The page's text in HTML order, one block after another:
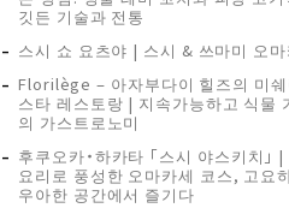
깃든 기술과 전통
스시 쇼 요츠야 | 스시 & 쓰마미 오마
Florilège – 아자부다이 힐즈의 미
스타 레스토랑 | 지속가능하고 식물
의 가스트로노미
후쿠오카・하카타 「스시 야스키치」 |
요리로 풍성한 오마카세 코스, 고요
우아한 공간에서 즐기다